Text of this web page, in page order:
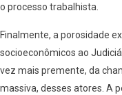
o processo trabalhista.
Finalmente, a porosidade
socioeconômicos ao
vez mais premente, da
massiva, desses atores. A